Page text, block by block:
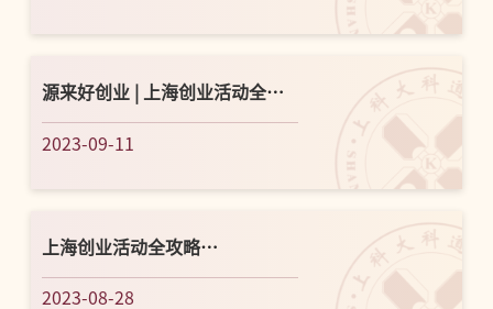
源来好创业 | 上海创业活动全攻
略（2023.9.11-9.17）
2023-09-11
上海创业活动全攻略
（2023.8.28-9.3）
2023-08-28